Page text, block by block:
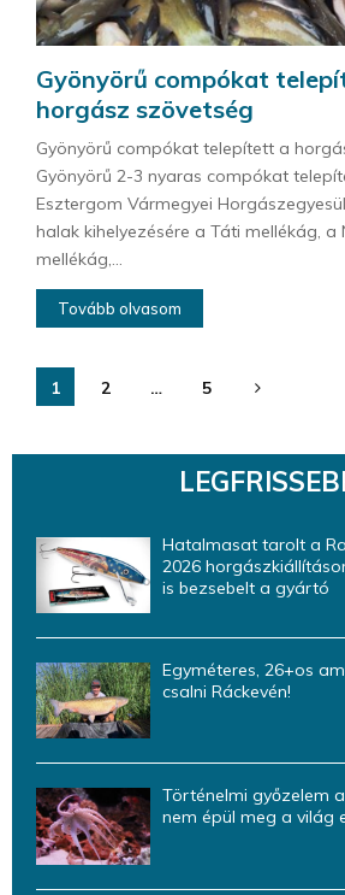
Gyönyörű compókat
horgász szövetség
Gyönyörű compókat telepített a
Gyönyörű 2-3 nyaras compókat
Esztergom Vármegyei
halak kihelyezésére a Táti mellékág, a
mellékág,...
Tovább olvasom
Bejegyzések
1 2 … 5
Hatalmasat tarolt a
2026
is bezsebelt a gyártó
Egyméteres, 26+os
csalni Ráckevén!
Történelmi győzelem
nem épül meg a világ